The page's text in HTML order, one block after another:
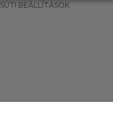
SÜTI BEÁLLÍTÁSOK